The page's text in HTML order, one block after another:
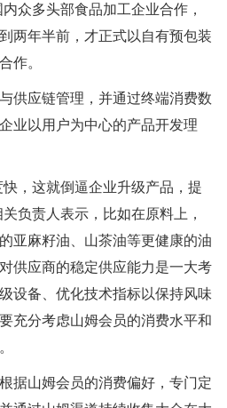
众多头部食品加工企业合作，
两年半前，才正式以自有预包装
作。
供应链管理，并通过终端消费数
业以用户为中心的产品开发理
，这就倒逼企业升级产品，提
负责人表示，比如在原料上，
亚麻籽油、山茶油等更健康的油
供应商的稳定供应能力是一大考
设备、优化技术指标以保持风味
充分考虑山姆会员的消费水平和
据山姆会员的消费偏好，专门定